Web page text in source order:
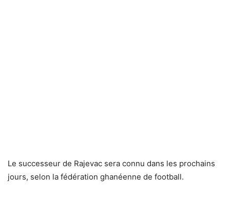
Le successeur de Rajevac sera connu dans les prochains
jours, selon la fédération ghanéenne de football.